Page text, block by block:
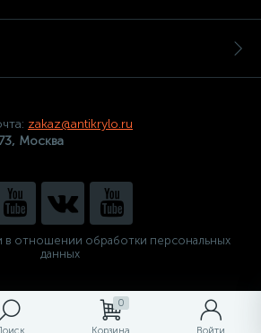
0
zakaz@antikrylo.ru
Москва
в отношении обработки персональных
данных